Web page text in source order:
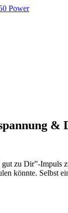
&
zu Dir”-
könnte. Selbst